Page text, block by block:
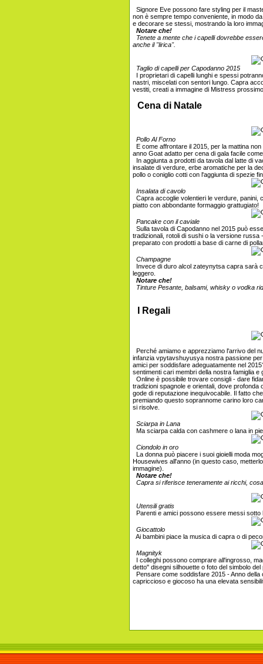
Signore Eve possono fare styling per il
non è sempre tempo conveniente, in modo
e decorare se stessi, mostrando la loro
Notare che!
Tenete a mente che i capelli dovrebbe
anche il "lirica".
Taglio di capelli per Capodanno 2015
I proprietari di capelli lunghi e spessi
nastri, miscelati con sentori lungo. Capra
vestiti, creati a immagine di Mistress
Cena di Natale
Pollo Al Forno
E come affrontare il 2015, per la mattina
anno Goat adatto per cena di gala facile
In aggiunta a prodotti da tavola dal latte di
insalate di verdure, erbe aromatiche per la
pollo o coniglio cotti con l'aggiunta di spezie
Insalata di cavolo
Capra accoglie volentieri le verdure, panini,
piatto con abbondante formaggio grattugiato!
Pancake con il caviale
Sulla tavola di Capodanno nel 2015 può
tradizionali, rotoli di sushi o la versione
preparato con prodotti a base di carne di
Champagne
Invece di duro alcol zateynytsa capra sarà
leggero.
Notare che!
Tinture Pesante, balsami, whisky o vodka
I Regali
Perché amiamo e apprezziamo l'arrivo del
infanzia vpytavshuyusya nostra passione
amici per soddisfare adeguatamente nel
sentimenti cari membri della nostra famiglia e
Online è possibile trovare consigli - dare
tradizioni spagnole e orientali, dove profonda
gode di reputazione inequivocabile. Il fatto
premiando questo soprannome carino loro
si risolve.
Sciarpa in Lana
Ma sciarpa calda con cashmere o lana in
Ciondolo in oro
La donna può piacere i suoi gioielli moda
Housewives all'anno (in questo caso,
immagine).
Notare che!
Capra si riferisce teneramente ai ricchi,
Utensili gratis
Parenti e amici possono essere messi
Giocattolo
Ai bambini piace la musica di capra o di
Magnityk
I colleghi possono comprare all'ingrosso,
detto" disegni silhouette o foto del simbolo
Pensare come soddisfare 2015 - Anno
capriccioso e giocoso ha una elevata